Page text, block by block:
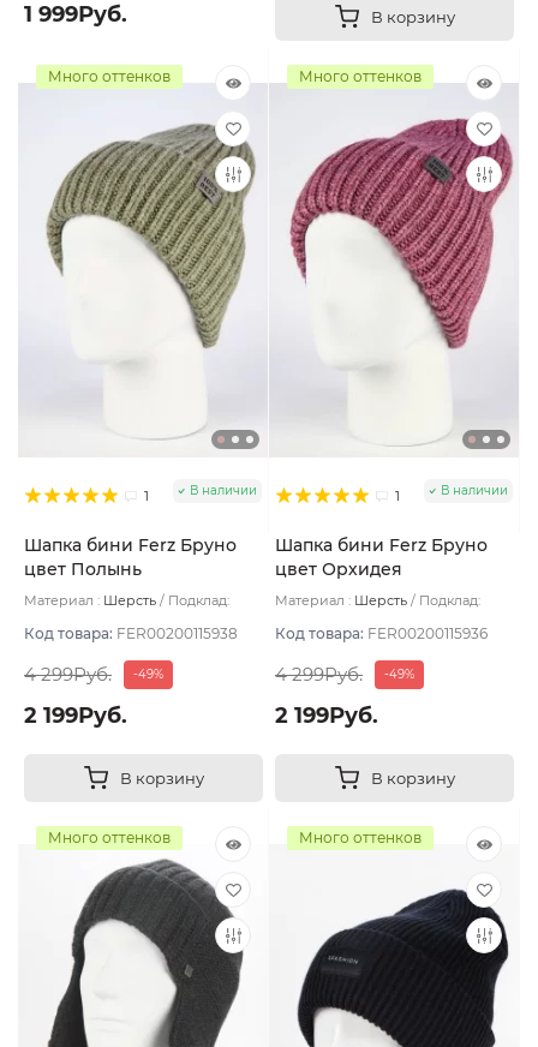
1 999Руб. В корзину
Много оттенков
1 В наличии
Шапка бини Ferz Бруно
цвет Полынь
Материал : Шерсть
Подклад:
Код товара: FER00200115938
4 299Руб. -49%
2 199Руб.
В корзину
Много оттенков
1 В наличии
Шапка бини Ferz Бруно
цвет Орхидея
Материал : Шерсть
Подклад:
Код товара: FER00200115936
4 299Руб. -49%
2 199Руб.
В корзину
Много оттенков Много оттенков